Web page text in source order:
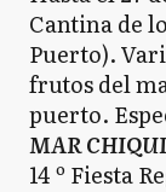
Cantina de
Puerto).
frutos del
puerto.
MAR
14 º Fiesta